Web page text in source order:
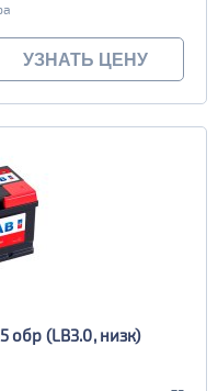
УЗНАТЬ ЦЕНУ
обр (LB3.0, низк)